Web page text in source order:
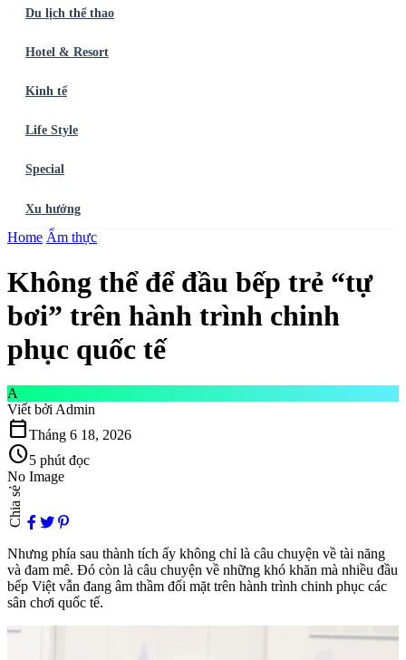
Du lịch thể thao
Hotel & Resort
Kinh tế
Life Style
Special
Xu hướng
Trang chủ Ẩm thực
KÝ NGAY
Home Ẩm thực
Không thể để đầu bếp trẻ “tự
bơi” trên hành trình chinh
phục quốc tế
A
Viết bởi Admin
calendar_todayTháng 6 18, 2026
schedule5 phút đọc
No Image
Chia sẻ
Nhưng phía sau thành tích ấy không chỉ là câu chuyện về tài năng
và đam mê. Đó còn là câu chuyện về những khó khăn mà nhiều đầu
bếp Việt vẫn đang âm thầm đối mặt trên hành trình chinh phục các
sân chơi quốc tế.